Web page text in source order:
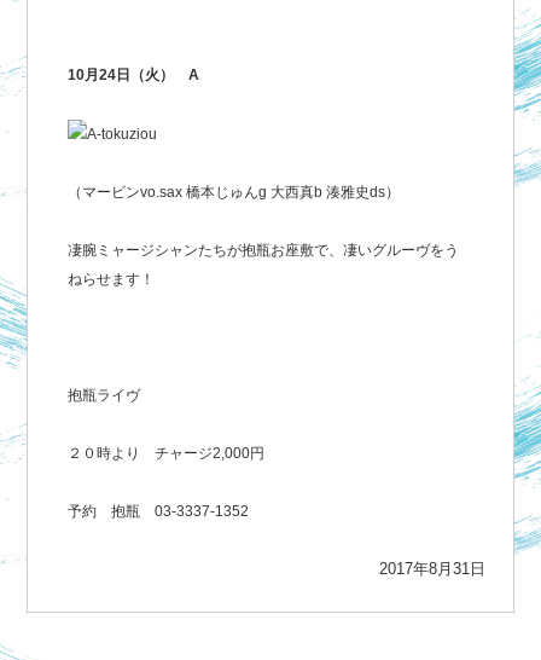
10月24日（火） A
（マービンvo.sax 橋本じゅんg 大西真b 湊雅史ds）
凄腕ミャージシャンたちが抱瓶お座敷で、凄いグルーヴをう
ねらせます！
抱瓶ライヴ
２０時より チャージ2,000円
予約 抱瓶 03-3337-1352
2017年8月31日